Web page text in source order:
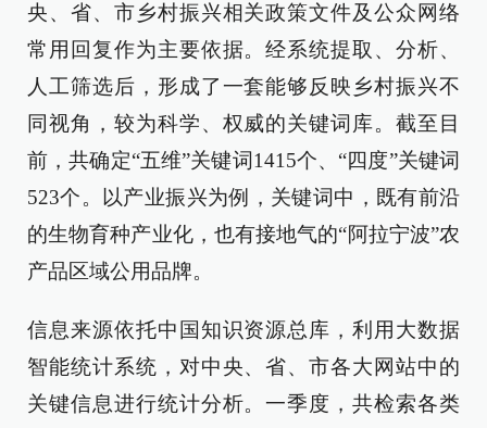
央、省、市乡村振兴相关政策文件及公众网络
常用回复作为主要依据。经系统提取、分析、
人工筛选后，形成了一套能够反映乡村振兴不
同视角，较为科学、权威的关键词库。截至目
前，共确定“五维”关键词1415个、“四度”关键词
523个。以产业振兴为例，关键词中，既有前沿
的生物育种产业化，也有接地气的“阿拉宁波”农
产品区域公用品牌。
信息来源依托中国知识资源总库，利用大数据
智能统计系统，对中央、省、市各大网站中的
关键信息进行统计分析。一季度，共检索各类